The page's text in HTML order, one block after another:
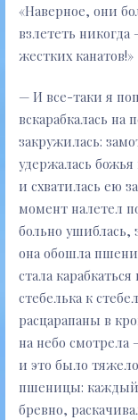
«Наверное, они
взлететь никогда
жестких канатов!»
— И все-таки я
вскарабкалась на
закружилась:
удержалась божья
и схватилась ею
момент налетел
больно ушиблась,
она обошла
стала
стебелька к
расцарапаны в
на небо смотрела
и это было
пшеницы: каждый
бревно,